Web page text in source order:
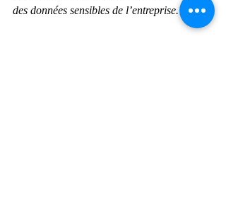
des données sensibles de l’entreprise.